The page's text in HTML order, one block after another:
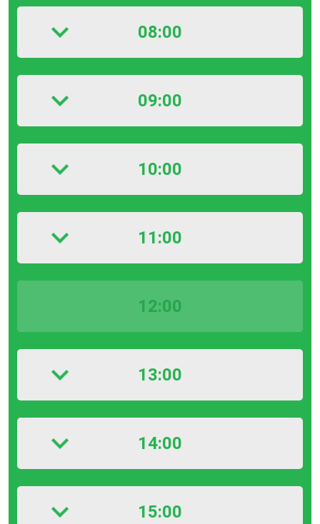
08:00
09:00
10:00
11:00
12:00
13:00
14:00
15:00